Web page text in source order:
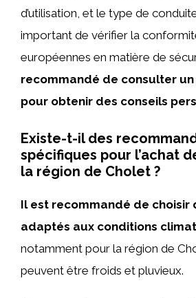
d’utilisation, et le type de
important de vérifier la
européennes en matière de
recommandé de consulter
pour obtenir des conseils
Existe-t-il des
spécifiques pour l’achat
la région de Cholet ?
Il est recommandé de choisir
adaptés aux conditions
notamment pour la région de
peuvent être froids et pluvieux.